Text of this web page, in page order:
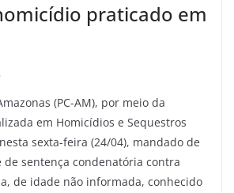
praticado em
(PC-AM), por meio da
em Homicídios e Sequestros
sexta-feira (24/04), mandado de
sentença condenatória contra
de idade não informada, conhecido